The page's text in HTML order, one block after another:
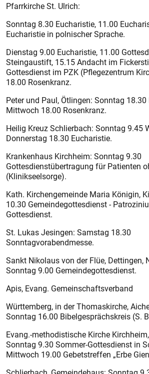
Pfarrkirche St. Ulrich:
Sonntag 8.30 Eucharistie, 11.00
Eucharistie in polnischer Sprache.
Dienstag 9.00 Eucharistie, 11.00
Steingaustift, 15.15 Andacht im
Gottesdienst im PZK (Pflegezentrum
18.00 Rosenkranz.
Peter und Paul, Ötlingen: Sonntag 18.30
Mittwoch 18.00 Rosenkranz.
Heilig Kreuz Schlierbach: Sonntag 9.45
Donnerstag 18.30 Eucharistie.
Krankenhaus Kirchheim: Sonntag 9.30
Gottesdienstübertragung für Patienten
(Klinikseelsorge).
Kath. Kirchengemeinde Maria Königin,
10.30 Gemeindegottesdienst -
Gottesdienst.
St. Lukas Jesingen: Samstag 18.30
Sonntagvorabendmesse.
Sankt Nikolaus von der Flüe, Dettingen,
Sonntag 9.00 Gemeindegottesdienst.
Apis, Evang. Gemeinschaftsverband
Württemberg, in der Thomaskirche,
Sonntag 16.00 Bibelgesprächskreis (S.
Evang.-methodistische Kirche
Sonntag 9.30 Sommer-Gottesdienst in
Mittwoch 19.00 Gebetstreffen „Erbe